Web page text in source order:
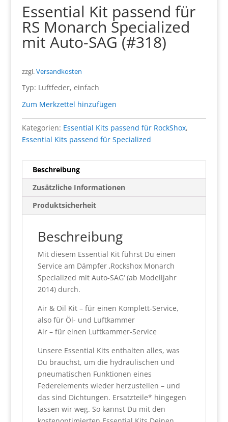
Essential Kit passend für
RS Monarch Specialized
mit Auto-SAG (#318)
zzgl.Versandkosten
Typ: Luftfeder, einfach
Zum Merkzettel hinzufügen
Kategorien: Essential Kits passend für RockShox,
Essential Kits passend für Specialized
Beschreibung
Zusätzliche Informationen
Produktsicherheit
Beschreibung
Mit diesem Essential Kit führst Du einen
Service am Dämpfer ‚Rockshox Monarch
Specialized mit Auto-SAG‘ (ab Modelljahr
2014) durch.
Air & Oil Kit – für einen Komplett-Service,
also für Öl- und Luftkammer
Air – für einen Luftkammer-Service
Unsere Essential Kits enthalten alles, was
Du brauchst, um die hydraulischen und
pneumatischen Funktionen eines
Federelements wieder herzustellen – und
das sind Dichtungen. Ersatzteile* hingegen
lassen wir weg. So kannst Du mit den